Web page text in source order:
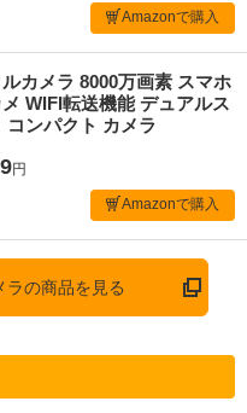
Amazonで購入
カメラ 8000万画素 スマホ
WIFI転送機能 デュアルス
コンパクト カメラ
円
Amazonで購入
の商品を見る